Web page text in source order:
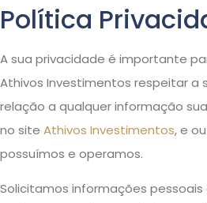
Política
A sua privacidade é importante
Athivos Investimentos respeitar a
relação a qualquer informação
no site Athivos Investimentos, e
possuímos e operamos.
Solicitamos informações